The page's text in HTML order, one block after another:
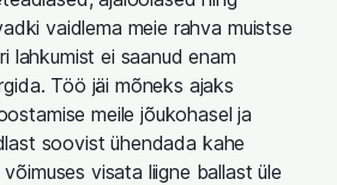
vaidlema meie rahva muistse
lahkumist ei saanud enam
Töö jäi mõneks ajaks
meile jõukohasel ja
soovist ühendada kahe
visata liigne ballast üle